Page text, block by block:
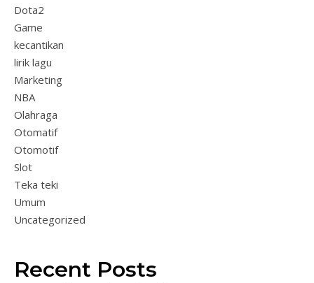
Dota2
Game
kecantikan
lirik lagu
Marketing
NBA
Olahraga
Otomatif
Otomotif
Slot
Teka teki
Umum
Uncategorized
Recent Posts